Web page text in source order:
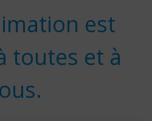
est
toutes et à